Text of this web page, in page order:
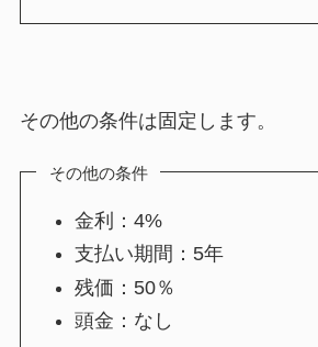
その他の条件は固定します。
その他の条件
金利：4%
支払い期間：5年
残価：50％
頭金：なし